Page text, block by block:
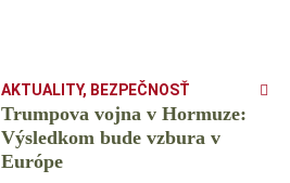
AKTUALITY, BEZPEČNOSŤ
Trumpova vojna v Hormuze:
Výsledkom bude vzbura v
Európe